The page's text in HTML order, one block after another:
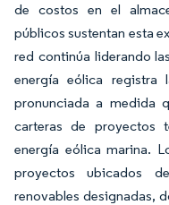
de costos en el
públicos sustentan esta
red continúa liderando
energía eólica registra
pronunciada a medida
carteras de proyectos
energía eólica marina.
proyectos ubicados
renovables designadas,